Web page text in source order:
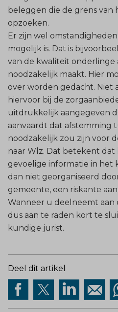
beleggen die de grens van
opzoeken.
Er zijn wel
mogelijk is. Dat is
van de kwaliteit onderlinge
noodzakelijk maakt. Hier
over worden gedacht. Niet
hiervoor bij de
uitdrukkelijk aangegeven
aanvaardt dat afstemming
noodzakelijk zou zijn voor
naar Wlz. Dat betekent dat
gevoelige informatie in het
dan niet georganiseerd
gemeente, een riskante
Wanneer u deelneemt aan
dus aan te raden kort te
kundige jurist.
Deel dit artikel